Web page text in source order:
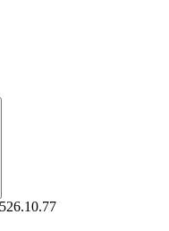
26.10.77